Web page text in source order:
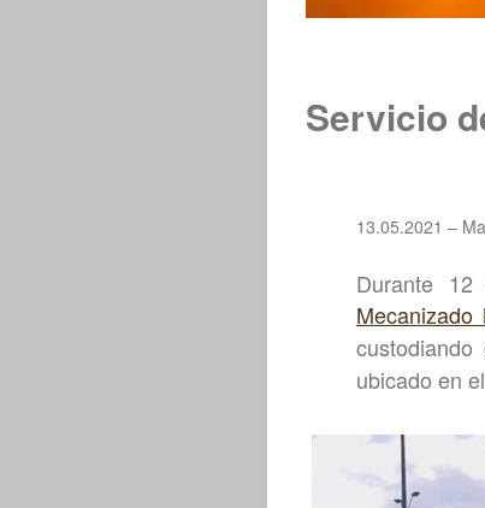
Servicio
13.05.2021 –
Durante
Mecanizado
ubicado en